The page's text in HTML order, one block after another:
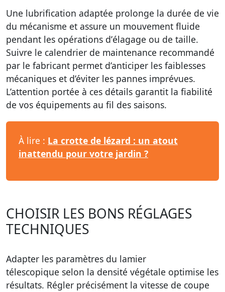
Une lubrification adaptée prolonge la durée de vie
du mécanisme et assure un mouvement fluide
pendant les opérations d’élagage ou de taille.
Suivre le calendrier de maintenance recommandé
par le fabricant permet d’anticiper les faiblesses
mécaniques et d’éviter les pannes imprévues.
L’attention portée à ces détails garantit la fiabilité
de vos équipements au fil des saisons.
À lire : La crotte de lézard : un atout
inattendu pour votre jardin ?
CHOISIR LES BONS RÉGLAGES
TECHNIQUES
Adapter les paramètres du lamier
télescopique selon la densité végétale optimise les
résultats. Régler précisément la vitesse de coupe